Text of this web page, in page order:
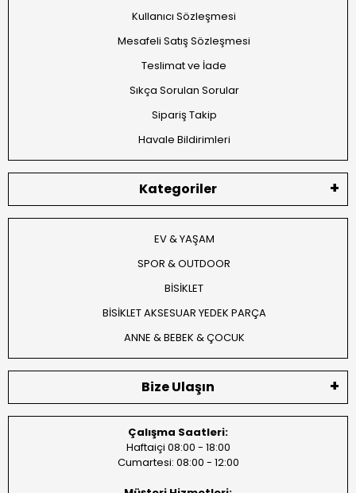
Kullanıcı Sözleşmesi
Mesafeli Satış Sözleşmesi
Teslimat ve İade
Sıkça Sorulan Sorular
Sipariş Takip
Havale Bildirimleri
Kategoriler
EV & YAŞAM
SPOR & OUTDOOR
BİSİKLET
BİSİKLET AKSESUAR YEDEK PARÇA
ANNE & BEBEK & ÇOCUK
Bize Ulaşın
Çalışma Saatleri:
Haftaiçi 08:00 - 18:00
Cumartesi: 08:00 - 12:00